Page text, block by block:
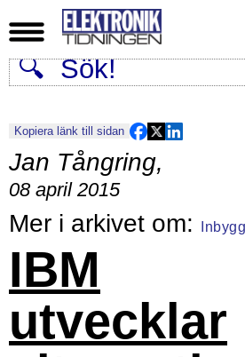
Kopiera länk till sidan
Jan Tångring,
08 april 2015
IBM
utvecklar